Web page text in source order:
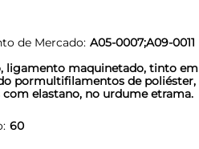
de Mercado A05-0007;A09-0011
ligamento maquinetado, tinto em
pormultifilamentos de poliéster,
elastano, no urdume etrama.
60